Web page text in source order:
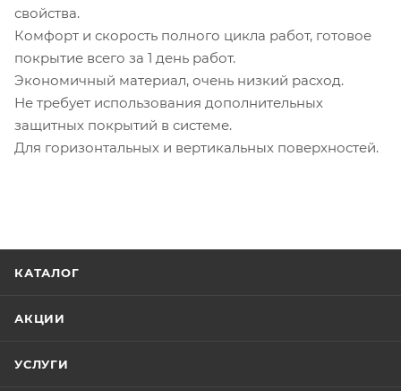
свойства.
Комфорт и скорость полного цикла работ, готовое
покрытие всего за 1 день работ.
Экономичный материал, очень низкий расход.
Не требует использования дополнительных
защитных покрытий в системе.
Для горизонтальных и вертикальных поверхностей.
КАТАЛОГ
АКЦИИ
УСЛУГИ